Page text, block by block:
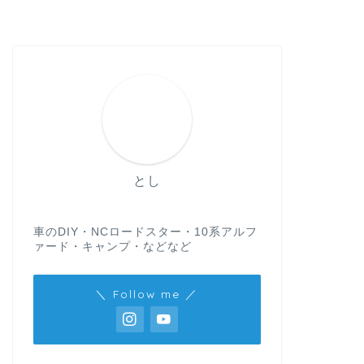
とし
車のDIY・NCロードスター・10系アルフ
ァード・キャンプ・などなど
＼ Follow me ／